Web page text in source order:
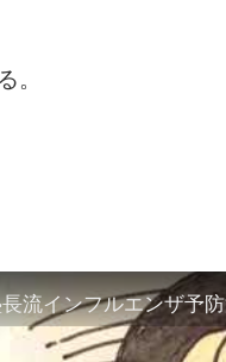
。
流インフルエンザ予